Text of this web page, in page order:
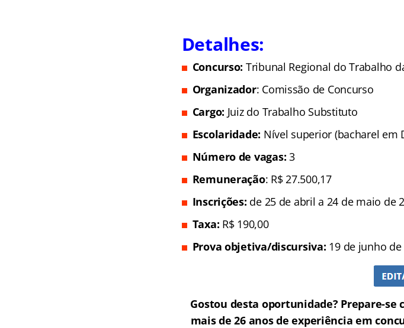
Detalhes:
Concurso: Tribunal Regional do Trabalho
Organizador: Comissão de Concurso
Cargo: Juiz do Trabalho Substituto
Escolaridade: Nível superior (bacharel em
Número de vagas: 3
Remuneração: R$ 27.500,17
Inscrições: de 25 de abril a 24 de maio de
Taxa: R$ 190,00
Prova objetiva/discursiva: 19 de junho de
Gostou desta oportunidade? Prepare-
mais de 26 anos de experiência em